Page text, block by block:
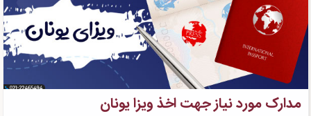
مدارک مورد نیاز جهت اخذ ویزا یونان